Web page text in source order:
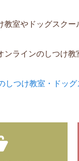
教室やドッグスクー
ンラインのしつけ教
しつけ教室・ドッ